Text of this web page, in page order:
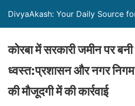
DivyaAkash: Your Daily Source
कोरबा में सरकारी जमीन पर बनी
ध्वस्त:प्रशासन और नगर निगम
की मौजूदगी में की कार्रवाई